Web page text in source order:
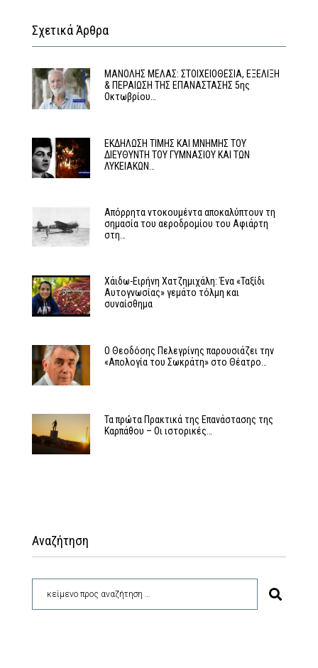
Σχετικά Άρθρα
MΑΝΟΛΗΣ ΜΕΛΑΣ: ΣΤΟΙΧΕΙΟΘΕΣΙΑ, ΕΞΕΛΙΞΗ
& ΠΕΡΑΙΩΣΗ ΤΗΣ ΕΠΑΝΑΣΤΑΣΗΣ 5ης
Οκτωβρίου…
ΕΚΔΗΛΩΣΗ ΤΙΜΗΣ ΚΑΙ ΜΝΗΜΗΣ ΤΟΥ
ΔΙΕΥΘΥΝΤΗ ΤΟΥ ΓΥΜΝΑΣΙΟΥ ΚΑΙ ΤΩΝ
ΛΥΚΕΙΑΚΩΝ…
Απόρρητα ντοκουμέντα αποκαλύπτουν τη
σημασία του αεροδρομίου του Αφιάρτη
στη…
Χάιδω-Ειρήνη Χατζημιχάλη: Ένα «Ταξίδι
Αυτογνωσίας» γεμάτο τόλμη και
συναίσθημα
Ο Θεοδόσης Πελεγρίνης παρουσιάζει την
«Απολογία του Σωκράτη» στο Θέατρο…
Τα πρώτα Πρακτικά της Επανάστασης της
Καρπάθου – Οι ιστορικές…
Αναζήτηση